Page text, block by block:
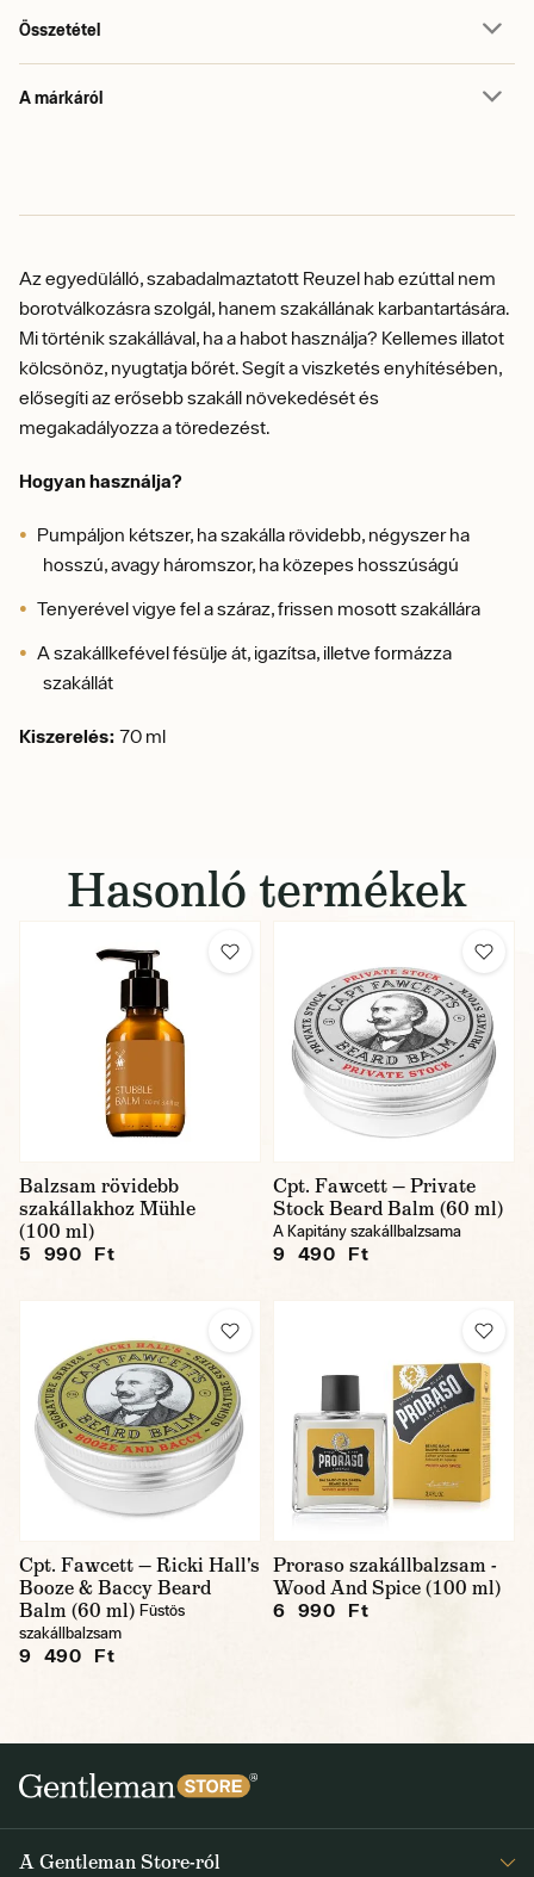
Összetétel
A márkáról
Az egyedülálló, szabadalmaztatott Reuzel hab ezúttal nem
borotválkozásra szolgál, hanem szakállának karbantartására.
Mi történik szakállával, ha a habot használja? Kellemes illatot
kölcsönöz, nyugtatja bőrét.Segít a viszketés enyhítésében,
elősegíti az erősebb szakáll növekedését és
megakadályozza a töredezést.
Hogyan használja?
Pumpáljon kétszer, ha szakálla rövidebb, négyszer ha
hosszú, avagy háromszor, ha közepes hosszúságú
Tenyerével vigye fel a száraz, frissen mosott szakállára
A szakállkefével fésülje át, igazítsa, illetve formázza
szakállát
Kiszerelés: 70 ml
Hasonló termékek
Balzsam rövidebb
szakállakhoz Mühle
(100 ml)
5 990 Ft
Cpt. Fawcett — Private
Stock Beard Balm (60 ml)
A Kapitány szakállbalzsama
9 490 Ft
Cpt. Fawcett — Ricki Hall's
Booze & Baccy Beard
Balm (60 ml) Füstös
szakállbalzsam
9 490 Ft
Proraso szakállbalzsam -
Wood And Spice (100 ml)
6 990 Ft
A Gentleman Store-ról